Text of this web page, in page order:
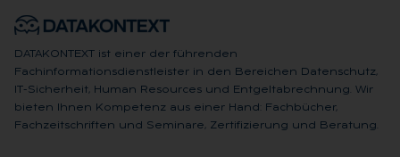
DATAKONTEXT ist einer der führenden
Fachinformationsdienstleister in den Bereichen Datenschutz,
IT-Sicherheit, Human Resources und Entgeltabrechnung. Wir
bieten Ihnen Kompetenz aus einer Hand: Fachbücher,
Fachzeitschriften und Seminare, Zertifizierung und Beratung.